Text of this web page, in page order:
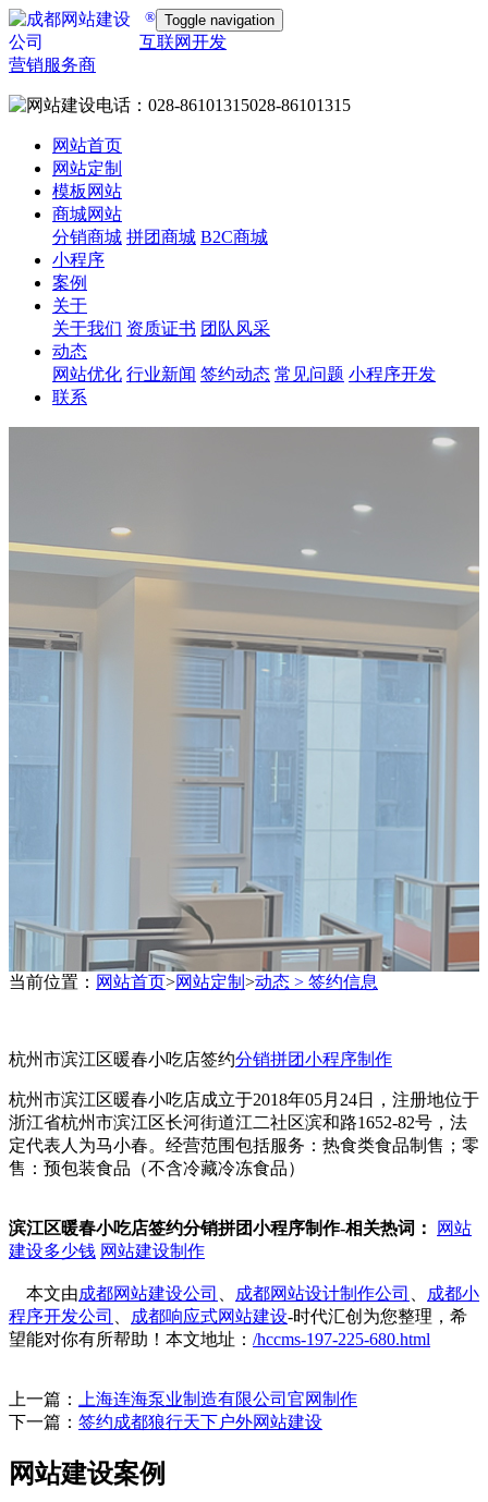
Toggle navigation
®
互联网开发
营销服务商
028-86101315
网站首页
网站定制
模板网站
商城网站
分销商城 拼团商城 B2C商城
小程序
案例
关于
关于我们 资质证书 团队风采
动态
网站优化 行业新闻 签约动态 常见问题 小程序开发
联系
店签约分销拼团小程序
制作
当前位置： 网站首页>网站定制 >动态 > 签约信息
杭州市滨江区暖春小吃店签约分销拼团小程序制作
杭州市滨江区暖春小吃店成立于2018年05月24日，注册地位于
浙江省杭州市滨江区长河街道江二社区滨和路1652-82号，法
定代表人为马小春。经营范围包括服务：热食类食品制售；零
售：预包装食品（不含冷藏冷冻食品）
滨江区暖春小吃店签约分销拼团小程序制作-相关热词：
网站
建设多少钱 网站建设制作
本文由成都网站建设公司 成都网站设计制作公司
成都小
程序开发公司
成都响应式网站建设-时代汇创为您整理，希
望能对你有所帮助！本文地址： /hccms-197-225-680.html
上一篇：
上海连海泵业制造有限公司官网制作
下一篇： 签约成都狼行天下户外网站建设
网站建设案例